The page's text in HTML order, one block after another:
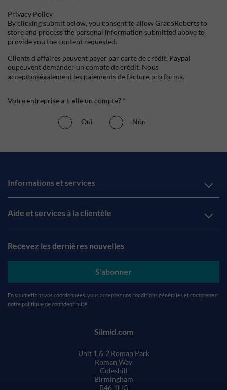
Privacy Policy
By clicking submit below, you consent to allow GracoRoberts to
store and process the personal information submitted above to
provide you the content requested.
Clients d'affaires peuvent payer par carte de crédit, Paypal
oupeuvent demander un compte de crédit. Nous
acceptonségalement les paiements de facture pro forma.
Votre entreprise a-t-elle un compte? *
Oui Non
Informations et services
Aide et services à la clientèle
Recevez les dernières nouvelles
S’abonner
En soumettant vos coordonnées, vous acceptez nos conditions générales et comprenez
notre politique de confidentialité
Silmid.com
Unit 1 & 2 Roman Park
Roman Way
Coleshill
Birmingham
B46 1HG